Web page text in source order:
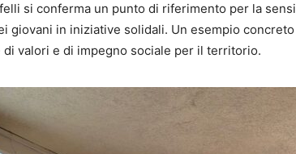
si conferma un punto di riferimento per la
giovani in iniziative solidali. Un esempio
valori e di impegno sociale per il territorio.